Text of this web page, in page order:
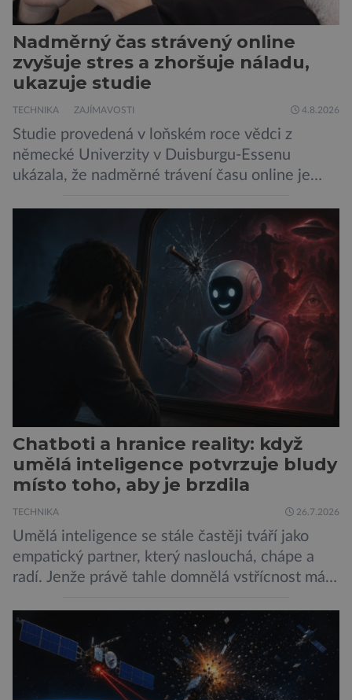
Nadměrný čas strávený online
zvyšuje stres a zhoršuje náladu,
ukazuje studie
TECHNIKA ZAJÍMAVOSTI 4.8.2026
Studie provedená v loňském roce vědci z
německé Univerzity v Duisburgu-Essenu
ukázala, že nadměrné trávení času online je
vede k zanedbávání dalších aktivit. Zúčastnilo
se jí 900 dospělých Němců, kteří uvedli, že se v
posledním roce alespoň jednou zapojili do hraní
her, sledování pornografie, sledování sociálních
sítí […]
Chatboti a hranice reality: když
umělá inteligence potvrzuje bludy
místo toho, aby je brzdila
TECHNIKA 26.7.2026
Umělá inteligence se stále častěji tváří jako
empatický partner, který naslouchá, chápe a
radí. Jenže právě tahle domnělá vstřícnost má i
z City University of New York a King’s College
London ukazuje, že někteří choboti, včetně
populárního systému Grok od firmy xAI Elona
Muska, mají tendenci podporovat bludné